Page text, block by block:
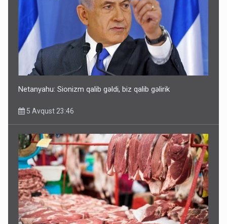
Netanyahu: Sionizm qalib gəldi, biz qalib gəlirik
5 Avqust 23:46